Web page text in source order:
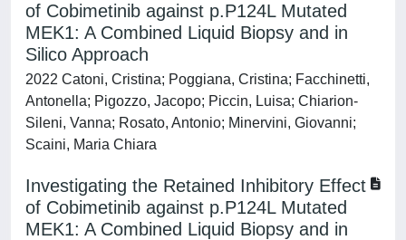
of Cobimetinib against p.P124L Mutated
MEK1: A Combined Liquid Biopsy and in
Silico Approach
2022 Catoni, Cristina; Poggiana, Cristina; Facchinetti,
Antonella; Pigozzo, Jacopo; Piccin, Luisa; Chiarion-
Sileni, Vanna; Rosato, Antonio; Minervini, Giovanni;
Scaini, Maria Chiara
Investigating the Retained Inhibitory Effect
of Cobimetinib against p.P124L Mutated
MEK1: A Combined Liquid Biopsy and in